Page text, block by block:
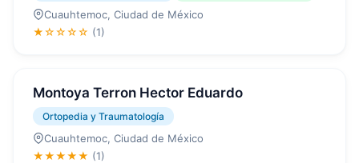
Cuauhtemoc, Ciudad de México
★☆☆☆☆ (1)
Montoya Terron Hector Eduardo
Ortopedia y Traumatología
Cuauhtemoc, Ciudad de México
★★★★★ (1)